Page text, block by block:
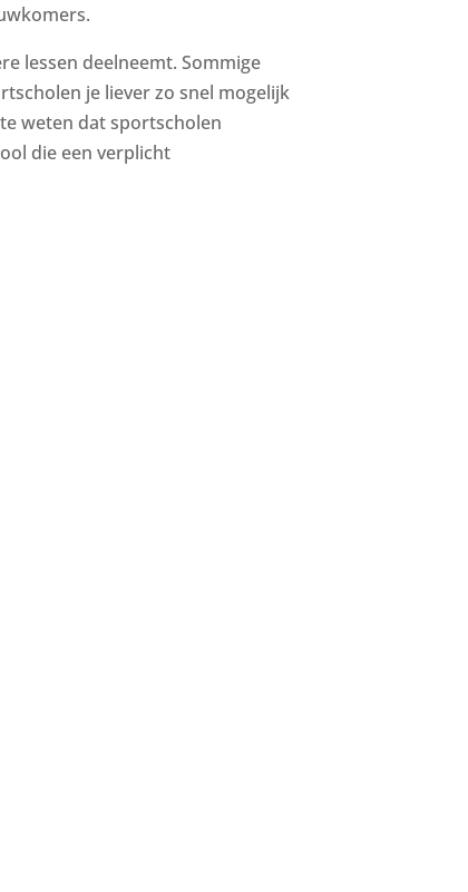
lessen deelneemt. Sommige
je liever zo snel mogelijk
weten dat sportscholen
die een verplicht